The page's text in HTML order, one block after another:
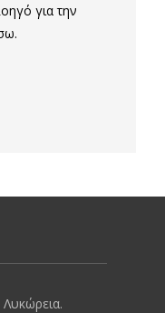
για την
Λυκώρεια.